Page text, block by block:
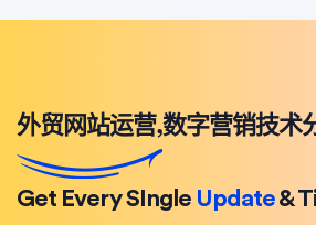
外贸网站运营,数字营销技术
Get Every SIngle Update&